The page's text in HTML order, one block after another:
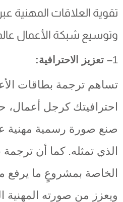
تقوية العلاقات المهنية
وتوسيع شبكة الأعمال
1– تعزيز الاحترافية:
تساهم ترجمة بطاقات
احترافيتك كرجل أعمال،
صنع صورة رسمية مهنية
الذي تمثله. كما أن ترجمة
الخاصة بمشروعٍ ما يرفع
ويعزز من صورته المهنية